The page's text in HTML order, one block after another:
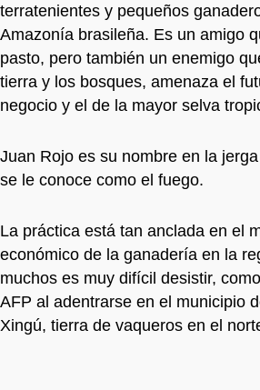
terratenientes y pequeños
Amazonía brasileña. Es un amigo
pasto, pero también un enemigo
tierra y los bosques, amenaza el
negocio y el de la mayor selva
Juan Rojo es su nombre en la
se le conoce como el fuego.
La práctica está tan anclada en el
económico de la ganadería en la
muchos es muy difícil desistir,
AFP al adentrarse en el municipio
Xingú, tierra de vaqueros en el